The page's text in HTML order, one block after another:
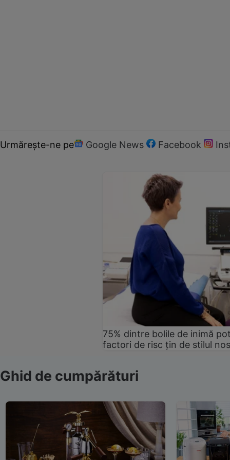
Urmărește-ne pe Google News Facebook
75% dintre bolile de inimă
factori de risc țin de stilul
Ghid de cumpărături